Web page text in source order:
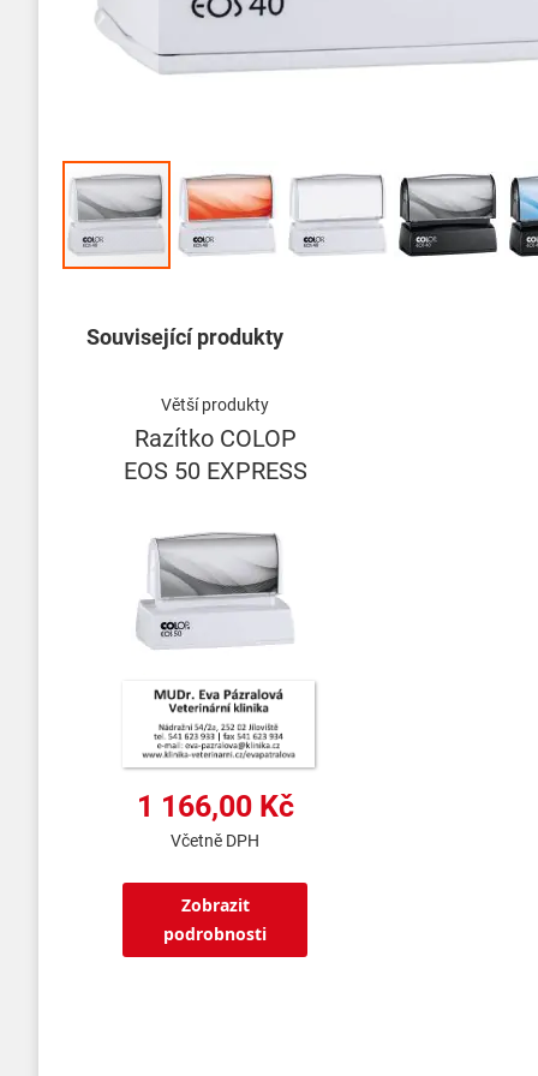
začátek
Související produkty
Větší produkty
Razítko COLOP
EOS 50 EXPRESS
1 166,00 Kč
Včetně DPH
Zobrazit
podrobnosti